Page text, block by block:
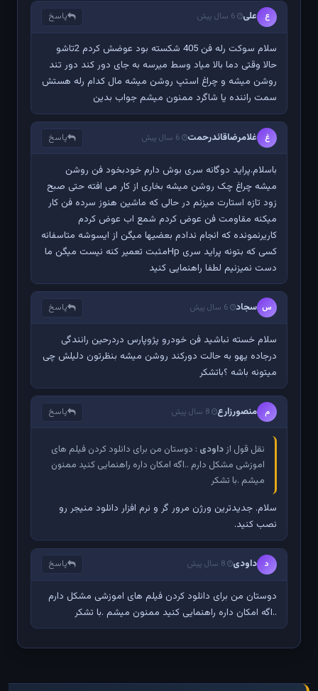
ع علی 6 سال پیش پاسخ
سلام سوکت رله فن 405 شکسته بود عوضش کردم 2تاشو
حالا وقتی دما بالا میاد وسط میرسه به جای دور کند دور تند
روشن میشه و چراغ استپ روشن میشه مال کدام رله هستش
سمت راننده یا شاگرد ممنون میشم جواب بدین
غ غلامرضاقائدرحمت 6 سال پیش پاسخ
باسلام.پراید دوگانه سری بوش دارم خودبخود فن روشن
میشه چراغ چک روشن میشه بخاری از کار می افته حتی صبح
زود تازه استارت میزنم در حالی که ماشین هنوز سرده فن کار
میکنه مقاومت فن عوض کردم شمع اب عوض کردم
کاریرنمونده که انجام ندادم بعضیها میگن از ایسوشه متاسفانه
کسی که بتونه پراید سری Hpمثبت تعمیر کنه نیست میگن ما
دست نمیزنیم لطفا راهنمایی کنید
س سجاد 6 سال پیش پاسخ
سلام خسته نباشید فن خودرو پژوپارس دردرحین رانندگی
درجاده یهو به حالت دورکند روشن میشه بنظرتون دلیلش چی
میتونه باشه ؟باتشکر
م منصورزارع 8 سال پیش پاسخ
نقل قول از داودی : دوستان من برای دانلود کردن فیلم های
اموزشی مشکل دارم ..اگه امکان داره راهنمایی کنید ممنون
میشم .با تشکر
سلام. جدیدترین ورژن مرور گر و نرم افزار دانلود منیجر رو
نصب کنید.
د داودی 8 سال پیش پاسخ
دوستان من برای دانلود کردن فیلم های اموزشی مشکل دارم
..اگه امکان داره راهنمایی کنید ممنون میشم .با تشکر